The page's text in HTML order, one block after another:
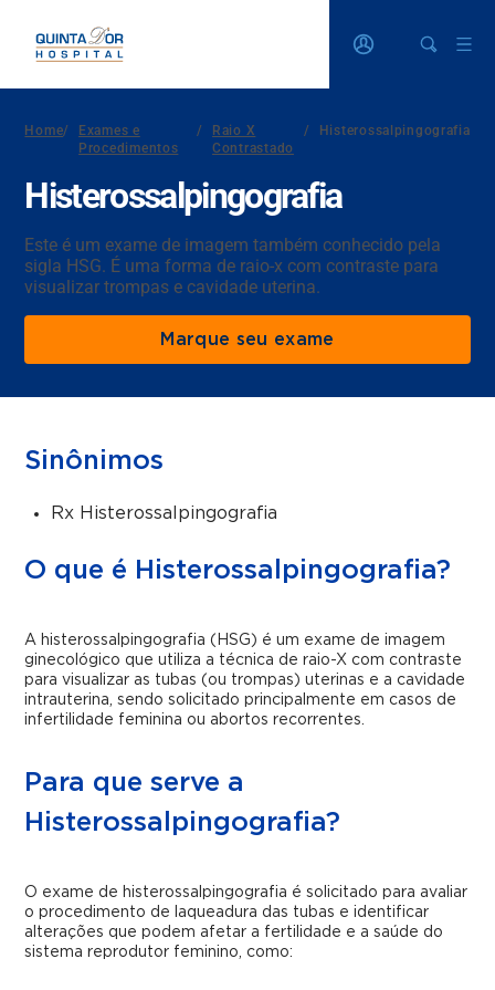
Home/
Exames e
Procedimentos
/
Raio X
Contrastado
/ Histerossalpingografia
Histerossalpingografia
Este é um exame de imagem também conhecido pela
sigla HSG. É uma forma de raio-x com contraste para
visualizar trompas e cavidade uterina.
Marque seu exame
Sinônimos
Rx Histerossalpingografia
O que é Histerossalpingografia?
A histerossalpingografia (HSG) é um exame de imagem
ginecológico que utiliza a técnica de raio-X com contraste
para visualizar as tubas (ou trompas) uterinas e a cavidade
intrauterina, sendo solicitado principalmente em casos de
infertilidade feminina ou abortos recorrentes.
Para que serve a
Histerossalpingografia?
O exame de histerossalpingografia é solicitado para avaliar
o procedimento de laqueadura das tubas e identificar
alterações que podem afetar a fertilidade e a saúde do
sistema reprodutor feminino, como: